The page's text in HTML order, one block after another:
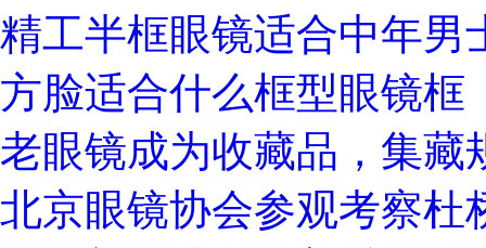
精工半框眼镜适合中年男
方脸适合什么框型眼镜框
老眼镜成为收藏品，集藏
北京眼镜协会参观考察杜